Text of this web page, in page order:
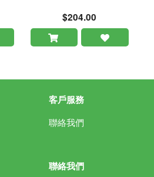
$204.00
客戶服務
聯絡我們
聯絡我們